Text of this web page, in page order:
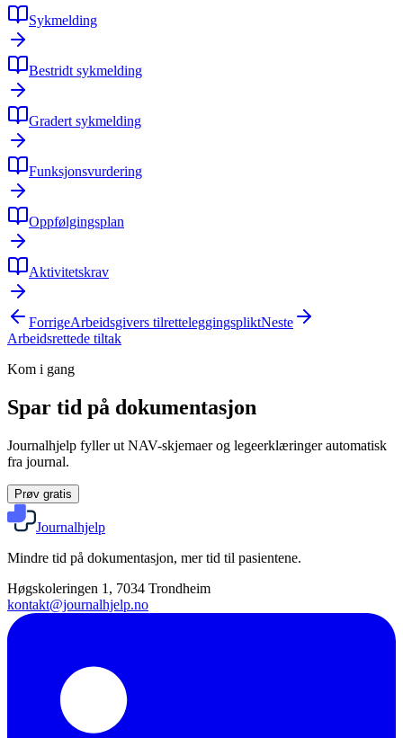
Sykmelding
Bestridt sykmelding
Gradert sykmelding
Funksjonsvurdering
Oppfølgingsplan
Aktivitetskrav
ForrigeArbeidsgivers tilretteleggingspliktNeste
Arbeidsrettede tiltak
Kom i gang
Spar tid på dokumentasjon
Journalhjelp fyller ut NAV-skjemaer og legeerklæringer automatisk
fra journal.
Prøv gratis
Journalhjelp
Mindre tid på dokumentasjon, mer tid til pasientene.
Høgskoleringen 1, 7034 Trondheim
kontakt@journalhjelp.no